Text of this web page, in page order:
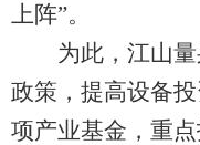
上阵”。
为此，江山量
政策，提高设备
项产业基金，重